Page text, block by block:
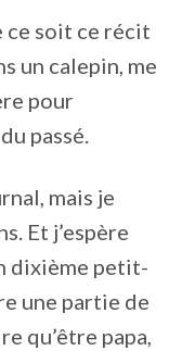
ce soit ce récit
un calepin, me
pour
passé.
mais je
Et j’espère
dixième petit-
une partie de
qu’être papa,